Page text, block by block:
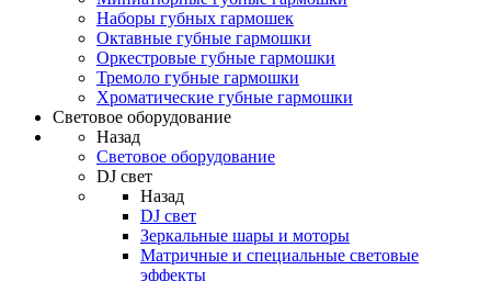
Наборы губных гармошек
Октавные губные гармошки
Оркестровые губные гармошки
Тремоло губные гармошки
Хроматические губные гармошки
Световое оборудование
Назад
Световое оборудование
DJ свет
Назад
DJ свет
Зеркальные шары и моторы
Матричные и специальные световые
эффекты